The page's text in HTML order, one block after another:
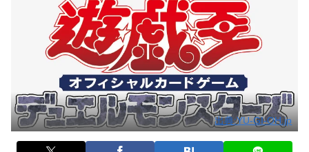
出典:YU-GI-OH.jp